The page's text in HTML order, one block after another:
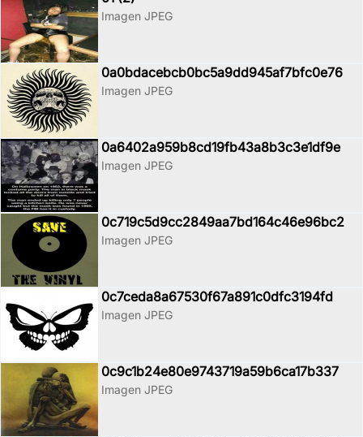
Imagen JPEG
0a0bdacebcb0bc5a9dd945af7bfc0e76
Imagen JPEG
0a6402a959b8cd19fb43a8b3c3e1df9e
Imagen JPEG
0c719c5d9cc2849aa7bd164c46e96bc2
Imagen JPEG
0c7ceda8a67530f67a891c0dfc3194fd
Imagen JPEG
0c9c1b24e80e9743719a59b6ca17b337
Imagen JPEG